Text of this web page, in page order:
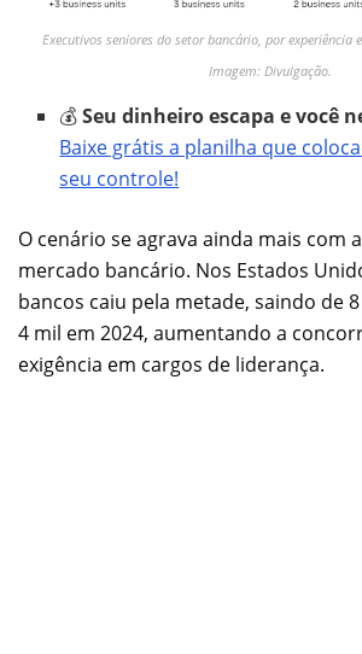
Executivos seniores do setor bancário, por experiência
Imagem: Divulgação.
💰Seu dinheiro escapa e você
Baixe grátis a planilha que
seu controle!
O cenário se agrava ainda mais com
mercado bancário. Nos Estados
bancos caiu pela metade, saindo de
4 mil em 2024, aumentando a
exigência em cargos de liderança.